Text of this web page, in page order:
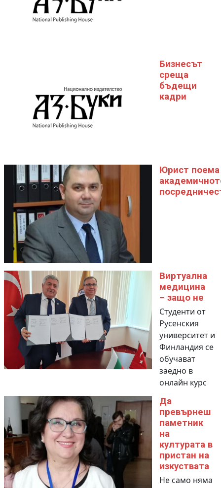
Бизнесът
среща
бъдещи
кадри
Юрист поема
Виртуална
медицина
– защо не
Студенти от
Русенския
университет и
Финландия се
обучават
заедно в
онлайн курс
Да
превърнеш
паметник
на
културата в
пристан на
изкуствата
Не само няма